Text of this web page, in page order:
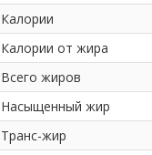
Калории
Калории от жира
Всего жиров
Насыщенный жир
Транс-жир